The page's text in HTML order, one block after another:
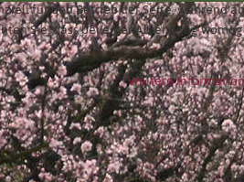
für den Betrieb der Seite,
Sie, dass bei einer Ablehnung
Weitere